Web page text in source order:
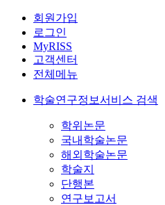
회원가입
로그인
MyRISS
고객센터
전체메뉴
학술연구정보서비스 검색
학위논문
국내학술논문
해외학술논문
학술지
단행본
연구보고서